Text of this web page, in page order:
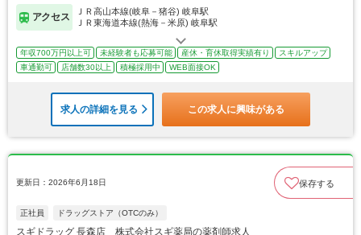
アクセス
ＪＲ高山本線(岐阜－猪谷) 岐阜駅
ＪＲ東海道本線(熱海－米原) 岐阜駅
年収700万円以上可 未経験者も応募可能 産休・育休取得実績有り
スキルアップ
車通勤可
店舗数30以上 積極採用中 WEB面接OK
求人の詳細を見る この求人に興味がある
更新日：2026年6月18日 保存する
正社員 ドラッグストア（OTCのみ）
スギドラッグ 長森店 株式会社スギ薬局の薬剤師求人